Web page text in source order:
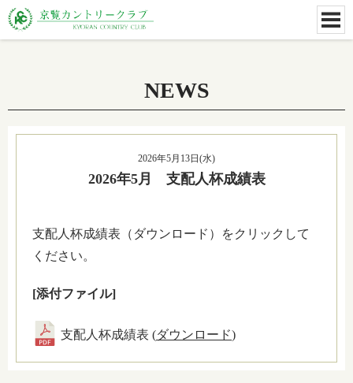
NEWS
2026年5月13日(水)
2026年5月 支配人杯成績表
支配人杯成績表（ダウンロード）をクリックして
ください。
[添付ファイル]
支配人杯成績表 (ダウンロード)